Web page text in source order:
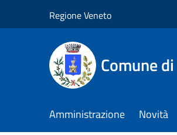
Regione Veneto
Comune
Amministrazione Novità